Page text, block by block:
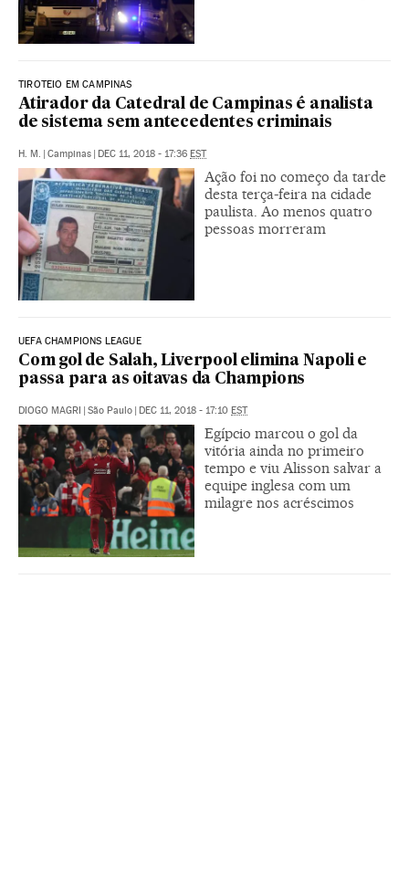
TIROTEIO EM CAMPINAS
Atirador da Catedral de Campinas é analista
de sistema sem antecedentes criminais
H. M. | Campinas | DEC 11, 2018 - 17:36 EST
Ação foi no começo da tarde
desta terça-feira na cidade
paulista. Ao menos quatro
pessoas morreram
UEFA CHAMPIONS LEAGUE
Com gol de Salah, Liverpool elimina Napoli e
passa para as oitavas da Champions
DIOGO MAGRI | São Paulo | DEC 11, 2018 - 17:10 EST
Egípcio marcou o gol da
vitória ainda no primeiro
tempo e viu Alisson salvar a
equipe inglesa com um
milagre nos acréscimos